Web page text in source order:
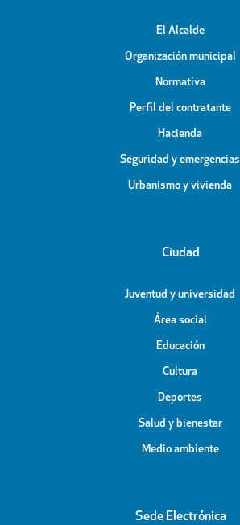
El Alcalde
Organización municipal
Normativa
Perfil del contratante
Hacienda
Seguridad y emergencias
Urbanismo y vivienda
Ciudad
Juventud y universidad
Área social
Educación
Cultura
Deportes
Salud y bienestar
Medio ambiente
Sede Electrónica